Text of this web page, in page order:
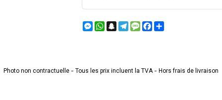
Messenger
WhatsApp
Snapchat
Telegram
MessageFacebook
Photo non contractuelle - Tous les prix incluent la TVA - Hors frais de livraison